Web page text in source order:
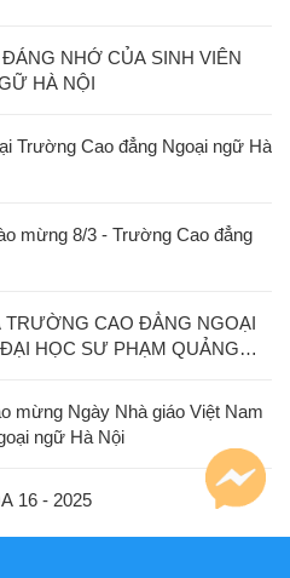
NHỚ CỦA SINH VIÊN
HÀ NỘI
Trường Cao đẳng Ngoại ngữ Hà
mừng 8/3 - Trường Cao đẳng
TRƯỜNG CAO ĐẲNG NGOẠI
HỌC SƯ PHẠM QUẢNG
mừng Ngày Nhà giáo Việt Nam
ngữ Hà Nội
16 - 2025